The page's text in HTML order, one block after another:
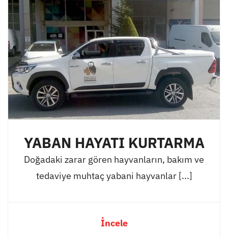
YABAN HAYATI KURTARMA
Doğadaki zarar gören hayvanların, bakım ve
tedaviye muhtaç yabani hayvanlar [...]
İncele